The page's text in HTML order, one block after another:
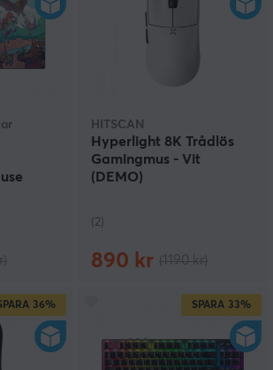
HITSCAN
Hyperlight 8K Trådlös
Gamingmus - Vit
(DEMO)
(2)
890 kr
36% SPARA 33%